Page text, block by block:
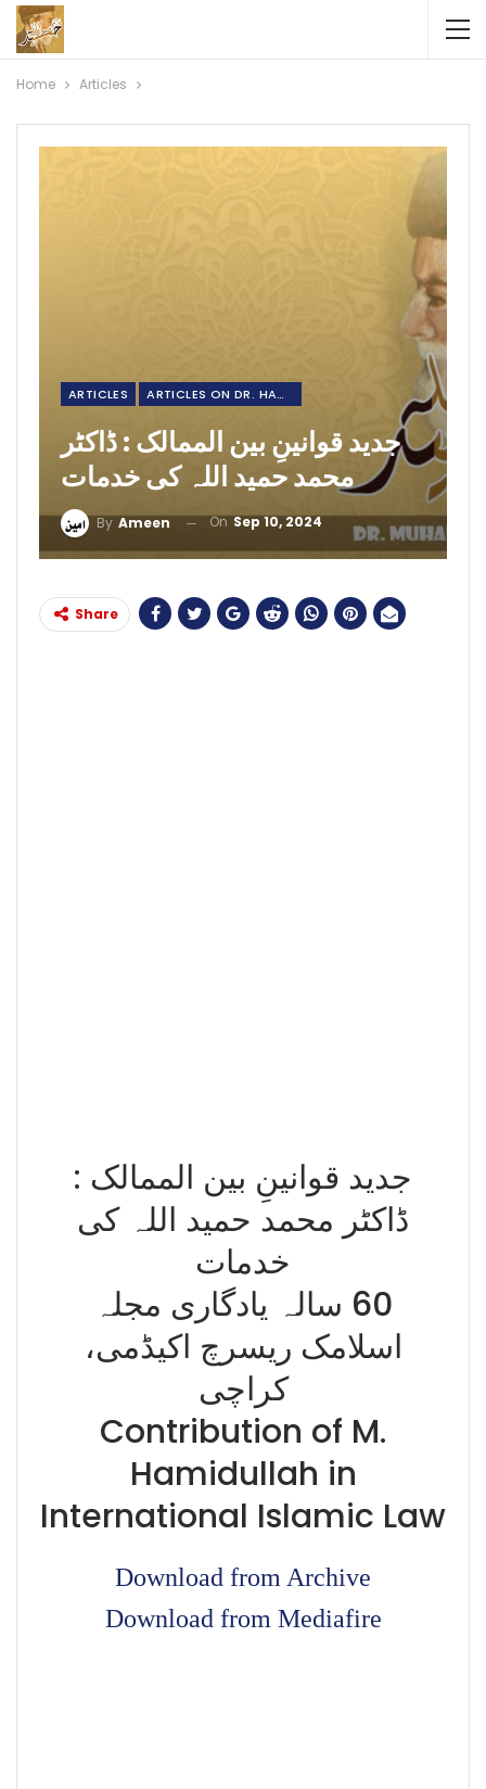
Home Articles
ARTICLES ARTICLES ON DR. HAMIDULLAH
جدید قوانینِ بین الممالک : ڈاکٹر
محمد حمید اللہ کی خدمات
By Ameen OnSep 10, 2024
Share
جدید قوانینِ بین الممالک :
ڈاکٹر محمد حمید اللہ کی
خدمات
60 سالہ یادگاری مجلہ
اسلامک ریسرچ اکیڈمی،
کراچی
Contribution of M.
Hamidullah in
International Islamic Law
Download from Archive
Download from Mediafire